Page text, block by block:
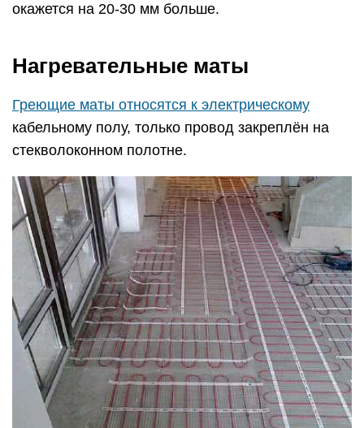
окажется на 20-30 мм больше.
Нагревательные маты
Греющие маты относятся к электрическому
кабельному полу, только провод закреплён на
стекволоконном полотне.